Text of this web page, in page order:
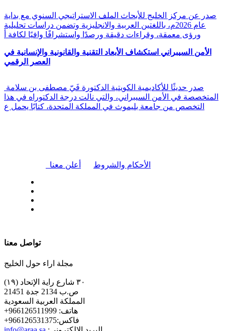
صدر عن مركز الخليج للأبحاث الملف الاستراتيجي السنوي مع بداية
عام 2026م، باللغتين العربية والانجليزية وتضمن دراسات تحليلية
ورؤى معمقة، وقراءات دقيقة ورصدًا واستشرافًا وافيًا لكافة أ
الأمن السيبراني استكشاف الأبعاد التقنية والقانونية والإنسانية في
العصر الرقمي
المتخصصة في الأمن السيبراني، والتي نالت درجة الدكتوراه في هذا
التخصص من جامعة بليموث في المملكة المتحدة، كتابًا يحمل ع
أعلن معنا الأحكام والشروط
تواصل معنا
مجلة اراء حول الخليج
٣٠ شارع راية الإتحاد (١٩)
ص.ب 2134 جدة 21451
المملكة العربية السعودية
+هاتف: 966126511999
+فاكس:966126531375